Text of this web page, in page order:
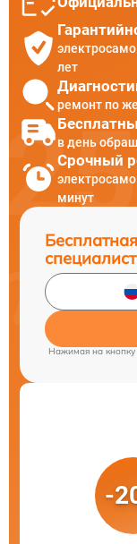
лет
ремонт по
в день
Срочный
минут
Нажимая на кнопку
-